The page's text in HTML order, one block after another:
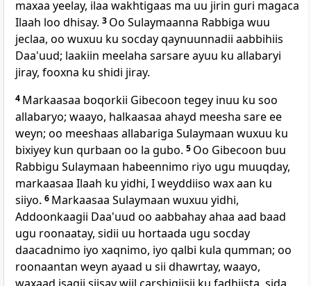
maxaa yeelay, ilaa wakhtigaas ma uu jirin guri magaca
Ilaah loo dhisay. 3 Oo Sulaymaanna Rabbiga wuu
jeclaa, oo wuxuu ku socday qaynuunnadii aabbihiis
Daa'uud; laakiin meelaha sarsare ayuu ku allabaryi
jiray, fooxna ku shidi jiray.
4 Markaasaa boqorkii Gibecoon tegey inuu ku soo
allabaryo; waayo, halkaasaa ahayd meesha sare ee
weyn; oo meeshaas allabariga Sulaymaan wuxuu ku
bixiyey kun qurbaan oo la gubo. 5 Oo Gibecoon buu
Rabbigu Sulaymaan habeennimo riyo ugu muuqday,
markaasaa Ilaah ku yidhi, I weyddiiso wax aan ku
siiyo. 6 Markaasaa Sulaymaan wuxuu yidhi,
Addoonkaagii Daa'uud oo aabbahay ahaa aad baad
ugu roonaatay, sidii uu hortaada ugu socday
daacadnimo iyo xaqnimo, iyo qalbi kula qumman; oo
roonaantan weyn ayaad u sii dhawrtay, waayo,